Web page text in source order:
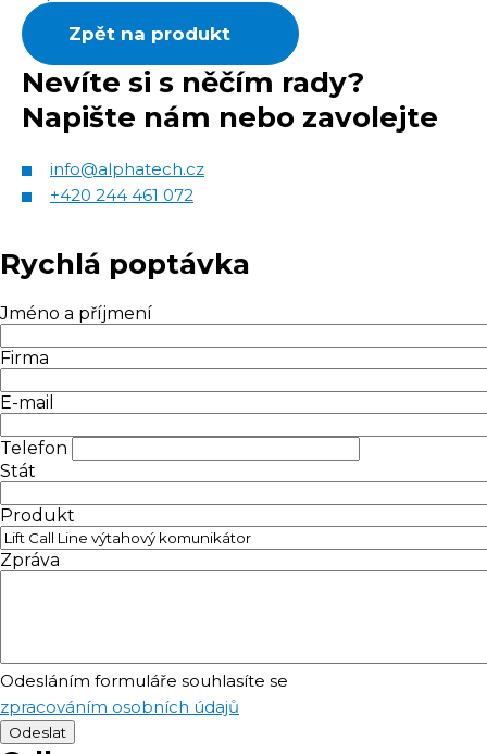
Zpět na produkt
Nevíte si s něčím rady?
Napište nám nebo zavolejte
info@alphatech.cz
+420 244 461 072
Rychlá poptávka
Jméno a příjmení
Firma
E-mail
Telefon
Stát
Produkt
Zpráva
Odesláním formuláře souhlasíte se
zpracováním osobních údajů